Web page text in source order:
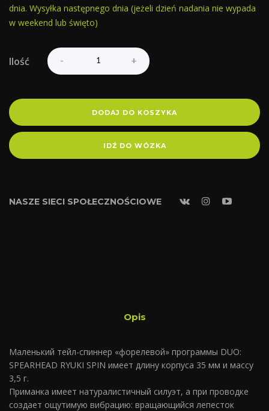
dnia. Wysyłka następnego dnia (jeżeli dzień nadania nie wypada
w weekend lub święto)
Ilość
DODAJ DO KOSZYKA
IDŹ DO WÓZKA
NASZE SIECI SPOŁECZNOŚCIOWE
Opis
Маленький тейл-спиннер «форелевой» программы DUO:
SPEARHEAD RYUKI SPIN имеет длину корпуса 35 мм и массу
3,5 г.
Приманка имеет натуралистичный силуэт, а при проводке
создает ощутимую вибрацию: вращающийся лепесток